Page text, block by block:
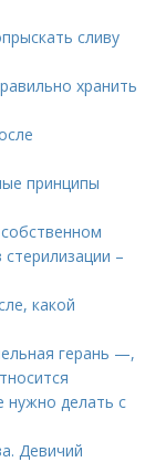
сливу
хранить
принципы
–
какой
герань —,
нужно делать с
Девичий